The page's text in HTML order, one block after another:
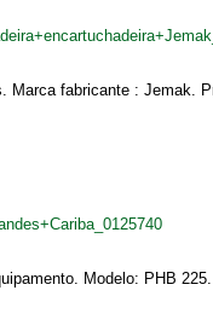
fabricante : Jemak.
Modelo: PHB